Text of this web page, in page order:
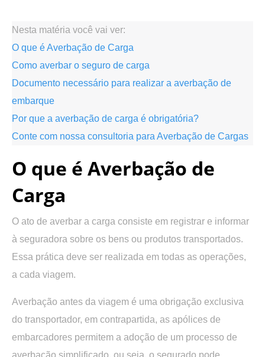
Nesta matéria você vai ver:
O que é Averbação de Carga
Como averbar o seguro de carga
Documento necessário para realizar a averbação de
embarque
Por que a averbação de carga é obrigatória?
Conte com nossa consultoria para Averbação de Cargas
O que é Averbação de
Carga
O ato de averbar a carga consiste em registrar e informar
à seguradora sobre os bens ou produtos transportados.
Essa prática deve ser realizada em todas as operações,
a cada viagem.
Averbação antes da viagem é uma obrigação exclusiva
do transportador, em contrapartida, as apólices de
embarcadores permitem a adoção de um processo de
averbação simplificado, ou seja, o segurado pode